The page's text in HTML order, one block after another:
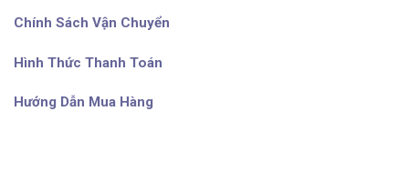
Chính Sách Vận Chuyển
Hình Thức Thanh Toán
Hướng Dẫn Mua Hàng